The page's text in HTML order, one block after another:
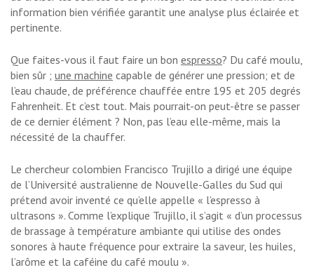
information bien vérifiée garantit une analyse plus éclairée et
pertinente.
Que faites-vous il faut faire un bon espresso? Du café moulu,
bien sûr ; une machine capable de générer une pression; et de
l’eau chaude, de préférence chauffée entre 195 et 205 degrés
Fahrenheit. Et c’est tout. Mais pourrait-on peut-être se passer
de ce dernier élément ? Non, pas l’eau elle-même, mais la
nécessité de la chauffer.
Le chercheur colombien Francisco Trujillo a dirigé une équipe
de l’Université australienne de Nouvelle-Galles du Sud qui
prétend avoir inventé ce qu’elle appelle « l’espresso à
ultrasons ». Comme l’explique Trujillo, il s’agit « d’un processus
de brassage à température ambiante qui utilise des ondes
sonores à haute fréquence pour extraire la saveur, les huiles,
l’arôme et la caféine du café moulu ».